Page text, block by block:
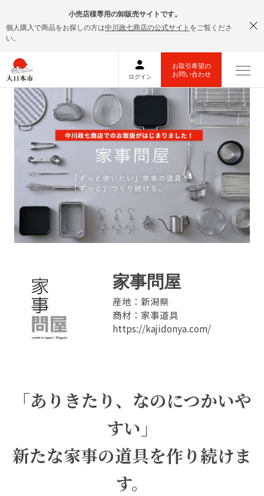
小売店様専用の卸販売サイトです。
個人購入で商品をお探しの方は中川政七商店の公式サイト をご覧くださ
い。
家事問屋
産地：新潟県
商材：家事道具
https://kajidonya.com/
「ありきたり、なのにつかいや
すい」
新たな家事の道具を作り続けま
す。